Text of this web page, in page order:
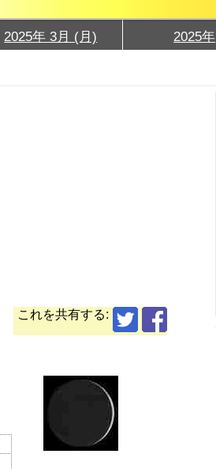
2025年 3月 (月) 2025年
これを共有する: